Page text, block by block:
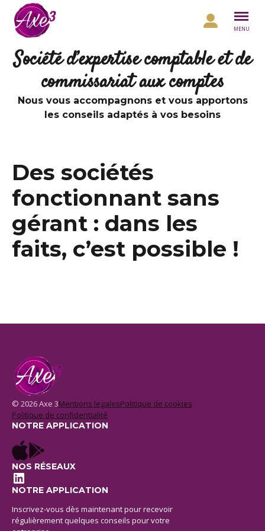
Aller au contenu
MENU
Société d’expertise comptable et de
commissariat aux comptes
Nous vous accompagnons et vous apportons
les conseils adaptés à vos besoins
Des sociétés
fonctionnant sans
gérant : dans les
faits, c’est possible !
© 2026 Axe 3Mentions legalesPolitique de cookies
Politique de confidentialité
NOTRE APPLICATION
NOS RÉSEAUX
LinkedIn
NOTRE APPLICATION
Inscrivez-vous dès maintenant pour recevoir
régulièrement quelques conseils pour votre